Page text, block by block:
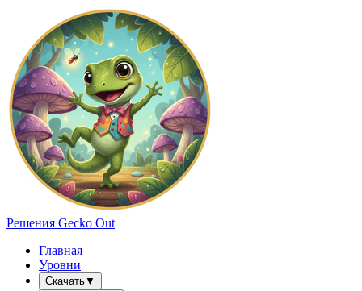
Решения Gecko Out
Главная
Уровни
Скачать▼